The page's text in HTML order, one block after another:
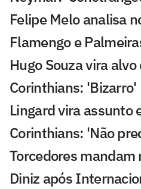
Felipe Melo analisa
Flamengo e
Hugo Souza vira
Corinthians: 'Bizarro'
Lingard vira assunto
Corinthians: 'Não
Torcedores mandam
Diniz após